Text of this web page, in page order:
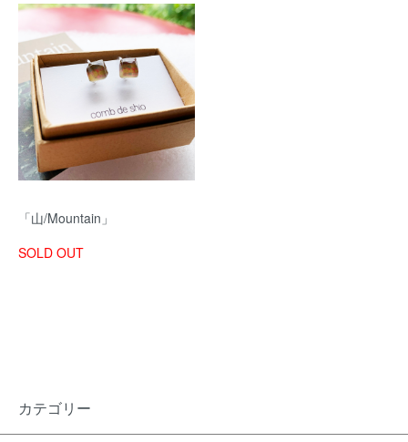
「山/Mountain」
SOLD OUT
カテゴリー